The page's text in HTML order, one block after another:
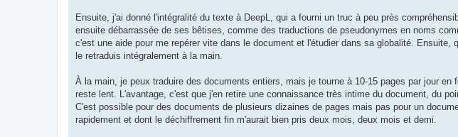
Ensuite, j'ai donné l'intégralité du texte à DeepL, qui a fourni un truc à peu près
ensuite débarrassée de ses bêtises, comme des traductions de pseudonymes en noms
c'est une aide pour me repérer vite dans le document et l'étudier dans sa globalité.
le retraduis intégralement à la main.
À la main, je peux traduire des documents entiers, mais je tourne à 10-15 pages par jour
reste lent. L'avantage, c'est que j'en retire une connaissance très intime du document, du
C'est possible pour des documents de plusieurs dizaines de pages mais pas pour un
rapidement et dont le déchiffrement fin m'aurait bien pris deux mois, deux mois et demi.